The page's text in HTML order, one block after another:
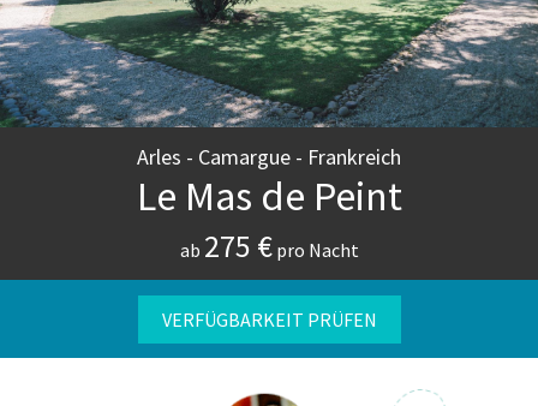
Arles - Camargue - Frankreich
Le Mas de Peint
ab 275 €pro Nacht
VERFÜGBARKEIT PRÜFEN